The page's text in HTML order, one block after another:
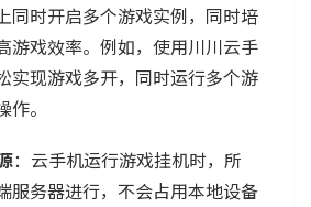
同时开启多个游戏实例，同时培
游戏效率。例如，使用川川云手
实现游戏多开，同时运行多个游
作。
：云手机运行游戏挂机时，所
服务器进行，不会占用本地设备